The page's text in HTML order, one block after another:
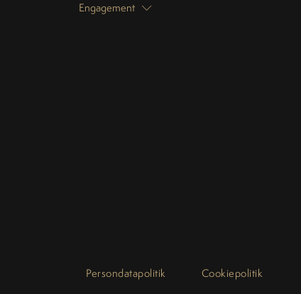
Engagement
Persondatapolitik Cookiepolitik